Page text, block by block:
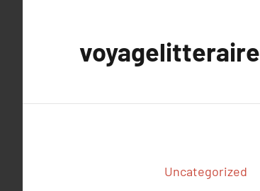
voyagelitteraire
Uncategorized